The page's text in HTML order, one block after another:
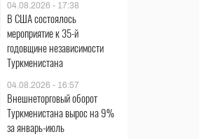
04.08.2026 - 17:38
В США состоялось
мероприятие к 35-й
годовщине независимости
Туркменистана
04.08.2026 - 16:57
Внешнеторговый оборот
Туркменистана вырос на 9%
за январь-июль